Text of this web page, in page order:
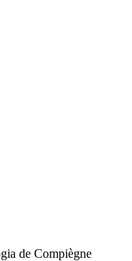
de Compiègne